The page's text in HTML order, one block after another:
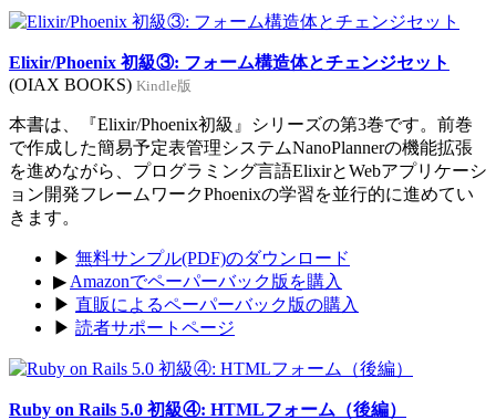
Elixir/Phoenix 初級③: フォーム構造体とチェンジセット
(OIAX BOOKS) Kindle版
本書は、『Elixir/Phoenix初級』シリーズの第3巻です。前巻
で作成した簡易予定表管理システムNanoPlannerの機能拡張
を進めながら、プログラミング言語ElixirとWebアプリケーシ
ョン開発フレームワークPhoenixの学習を並行的に進めてい
きます。
▶ 無料サンプル(PDF)のダウンロード
▶ Amazonでペーパーバック版を購入
▶ 直販によるペーパーバック版の購入
▶ 読者サポートページ
Ruby on Rails 5.0 初級④: HTMLフォーム（後編）